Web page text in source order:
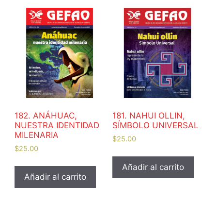
182. ANÁHUAC,
NUESTRA IDENTIDAD
MILENARIA
$25.00
Añadir al carrito
181. NAHUI OLLIN,
SÍMBOLO UNIVERSAL
$25.00
Añadir al carrito